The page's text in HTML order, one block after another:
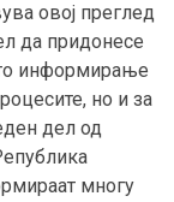
овој преглед
да придонесе
информирање
но и за
дел од
многу